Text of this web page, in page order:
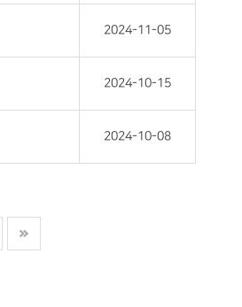
2024-11-05
2024-10-15
2024-10-08